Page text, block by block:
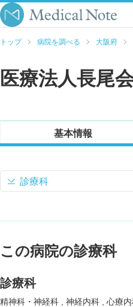
トップ 病院を調べる 大阪府
医療法人長尾
基本情報
診療科
この病院の診療科
診療科
精神科・神経科 神経内科 心療